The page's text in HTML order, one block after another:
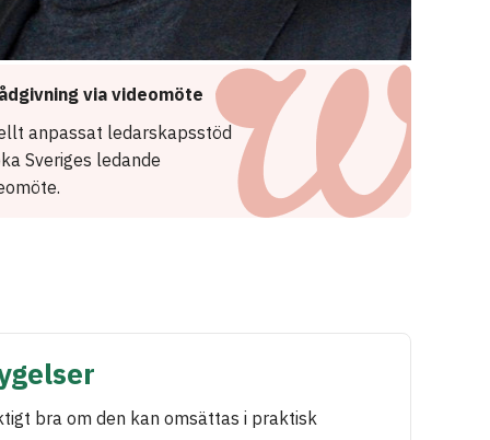
via videomöte
anpassat ledarskapsstöd
Sveriges ledande
bra om den kan omsättas i praktisk